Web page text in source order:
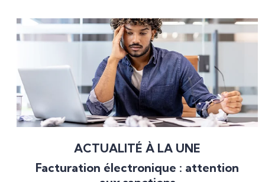
ACTUALITÉ À LA UNE
Facturation électronique : attention